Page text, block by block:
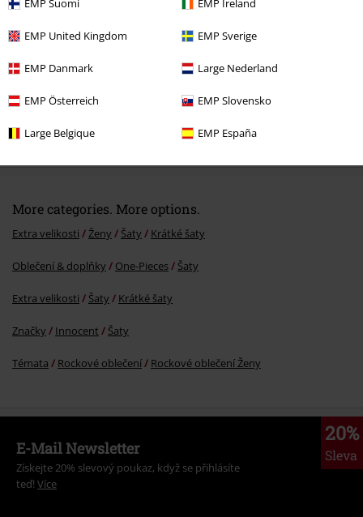
EMP Suomi EMP Ireland
EMP United Kingdom EMP Sverige
EMP Danmark Large Nederland
EMP Österreich EMP Slovensko
Large Belgique EMP España
Kč 899,00
More categories. More options.
Extra velikosti Ženy Šaty Krátké šaty
Oblečení & doplňky One-Pieces Šaty
Extra velikosti Šaty Krátké šaty
Značky Innocent Šaty
Témata Rockové oblečení Rockové oblečení Ženy
20%
Sleva
E-Mail Newsletter
Získejte 20% slevový poukaz, když se přihlásíte
teď! Více